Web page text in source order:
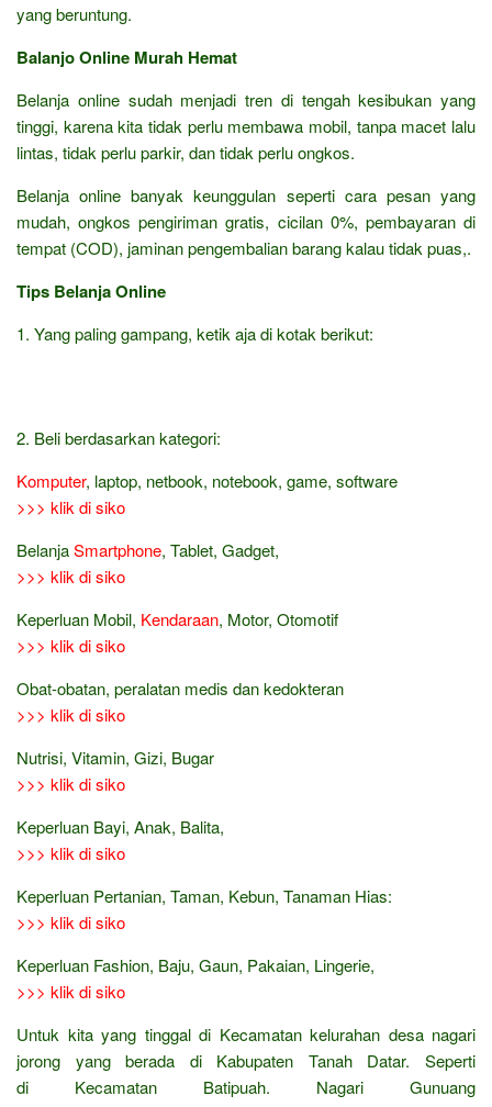
yang beruntung.
Balanjo Online Murah Hemat
Belanja online sudah menjadi tren di tengah kesibukan yang
tinggi, karena kita tidak perlu membawa mobil, tanpa macet lalu
lintas, tidak perlu parkir, dan tidak perlu ongkos.
Belanja online banyak keunggulan seperti cara pesan yang
mudah, ongkos pengiriman gratis, cicilan 0%, pembayaran di
tempat (COD), jaminan pengembalian barang kalau tidak puas,.
Tips Belanja Online
1. Yang paling gampang, ketik aja di kotak berikut:
2. Beli berdasarkan kategori:
Komputer, laptop, netbook, notebook, game, software
>>> klik di siko
BelanjaSmartphone, Tablet, Gadget,
>>> klik di siko
Keperluan Mobil, Kendaraan, Motor, Otomotif
>>> klik di siko
Obat-obatan, peralatan medis dan kedokteran
>>> klik di siko
Nutrisi, Vitamin, Gizi, Bugar
>>> klik di siko
Keperluan Bayi, Anak, Balita,
>>> klik di siko
Keperluan Pertanian, Taman, Kebun, Tanaman Hias:
>>> klik di siko
Keperluan Fashion, Baju, Gaun, Pakaian, Lingerie,
>>> klik di siko
Untuk kita yang tinggal di Kecamatan kelurahan desa nagari
jorong yang berada di Kabupaten Tanah Datar. Seperti
di Kecamatan Batipuah. Nagari Gunuang